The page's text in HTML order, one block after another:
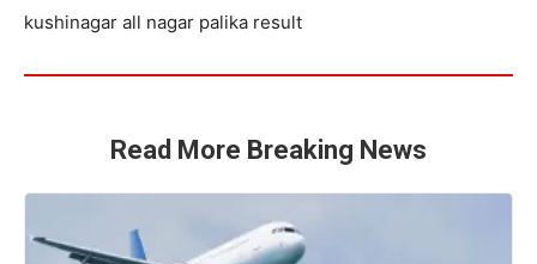
kushinagar all nagar palika result
Read More Breaking News